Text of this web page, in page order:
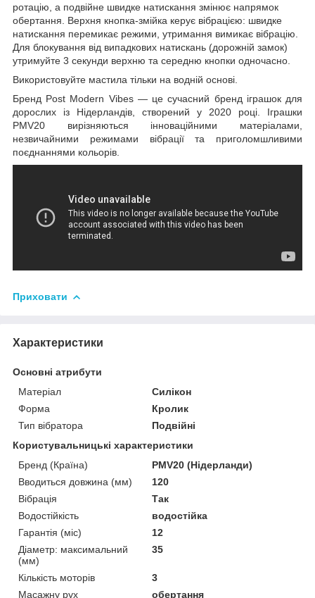
ротацію, а подвійне швидке натискання змінює напрямок
обертання. Верхня кнопка-змійка керує вібрацією: швидке
натискання перемикає режими, утримання вимикає вібрацію.
Для блокування від випадкових натискань (дорожній замок)
утримуйте 3 секунди верхню та середню кнопки одночасно.
Використовуйте мастила тільки на водній основі.
Бренд Post Modern Vibes — це сучасний бренд іграшок для
дорослих із Нідерландів, створений у 2020 році. Іграшки
PMV20 вирізняються інноваційними матеріалами,
незвичайними режимами вібрації та приголомшливими
поєднаннями кольорів.
Приховати
Характеристики
Основні атрибути
Матеріал
Силікон
Форма
Кролик
Тип вібратора
Подвійні
Користувальницькі характеристики
Бренд (Країна)
PMV20 (Нідерланди)
Вводиться довжина (мм)
120
Вібрація
Так
Водостійкість
водостійка
Гарантія (міс)
12
Діаметр: максимальний
(мм)
35
Кількість моторів
3
Масажну рух
обертання